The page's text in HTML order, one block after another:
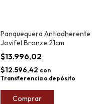
Panquequera Antiadherente
Jovifel Bronze 21cm
$13.996,02
$12.596,42 con
Transferencia o depósito
Comprar